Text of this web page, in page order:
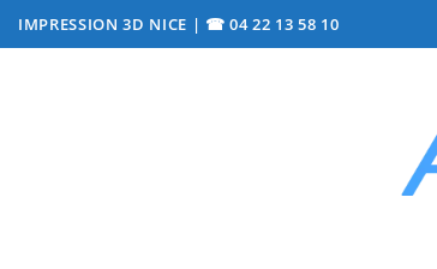
Passer
au
IMPRESSION 3D NICE | ☎ 04 22 13 58 10